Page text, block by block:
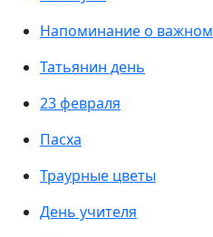
Напоминание о важном
Татьянин день
23 февраля
Пасха
Траурные цветы
День учителя